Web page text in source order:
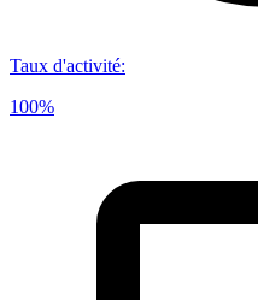
Taux d'activité:
100%